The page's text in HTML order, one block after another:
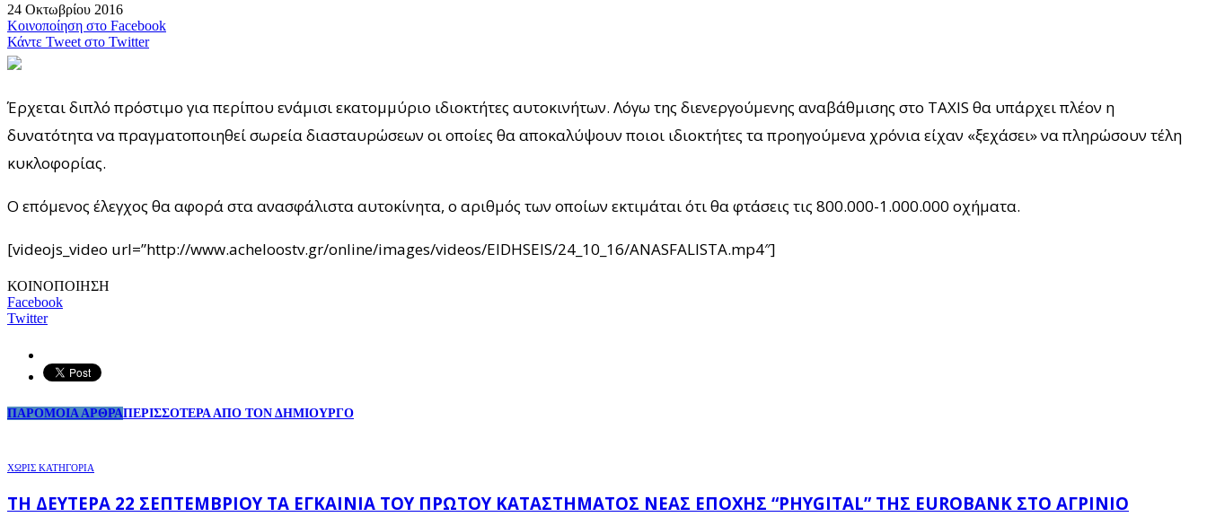
24 Οκτωβρίου 2016
Κοινοποίηση στο Facebook
Κάντε Tweet στο Twitter
Έρχεται διπλό πρόστιμο για περίπου ενάμισι εκατομμύριο ιδιοκτήτες αυτοκινήτων. Λόγω της διενεργούμενης αναβάθμισης στο TAXIS θα υπάρχει πλέον η
δυνατότητα να πραγματοποιηθεί σωρεία διασταυρώσεων οι οποίες θα αποκαλύψουν ποιοι ιδιοκτήτες τα προηγούμενα χρόνια είχαν «ξεχάσει» να πληρώσουν τέλη
κυκλοφορίας.
Ο επόμενος έλεγχος θα αφορά στα ανασφάλιστα αυτοκίνητα, ο αριθμός των οποίων εκτιμάται ότι θα φτάσεις τις 800.000-1.000.000 οχήματα.
[videojs_video url=”http://www.acheloostv.gr/online/images/videos/EIDHSEIS/24_10_16/ANASFALISTA.mp4″]
ΚΟΙΝΟΠΟΙΗΣΗ
Facebook
Twitter
ΠΑΡΟΜΟΙΑ ΑΡΘΡΑΠΕΡΙΣΣΟΤΕΡΑ ΑΠΟ ΤΟΝ ΔΗΜΙΟΥΡΓΟ
ΧΩΡΊΣ ΚΑΤΗΓΟΡΊΑ
ΤΗ ΔΕΥΤΈΡΑ 22 ΣΕΠΤΕΜΒΡΊΟΥ ΤΑ ΕΓΚΑΊΝΙΑ ΤΟΥ ΠΡΏΤΟΥ ΚΑΤΑΣΤΉΜΑΤΟΣ ΝΈΑΣ ΕΠΟΧΉΣ “PHYGITAL” ΤΗΣ EUROBANK ΣΤΟ ΑΓΡΊΝΙΟ